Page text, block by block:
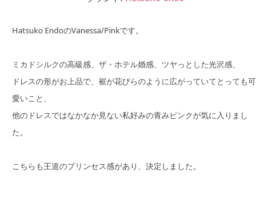
Hatsuko EndoのVanessa/Pinkです。
ミカドシルクの高級感、ザ・ホテル婚感、ツヤっとした光沢感、
ドレスの形がお上品で、裾が花びらのように広がっていてとっても可
愛いこと、
他のドレスではなかなか見ない私好みの青みピンクが気に入りまし
た。
こちらも王道のプリンセス感があり、決定しました。